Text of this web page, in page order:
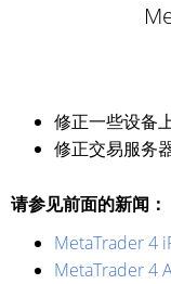
修正一些设备
修正交易服务
请参见前面的新闻：
MetaTrader 4
MetaTrader 4